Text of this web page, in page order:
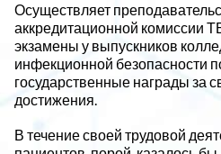
Осуществляет
аккредитационной комиссии
экзамены у выпускников
инфекционной безопасности
государственные награды за
достижения.
В течение своей трудовой